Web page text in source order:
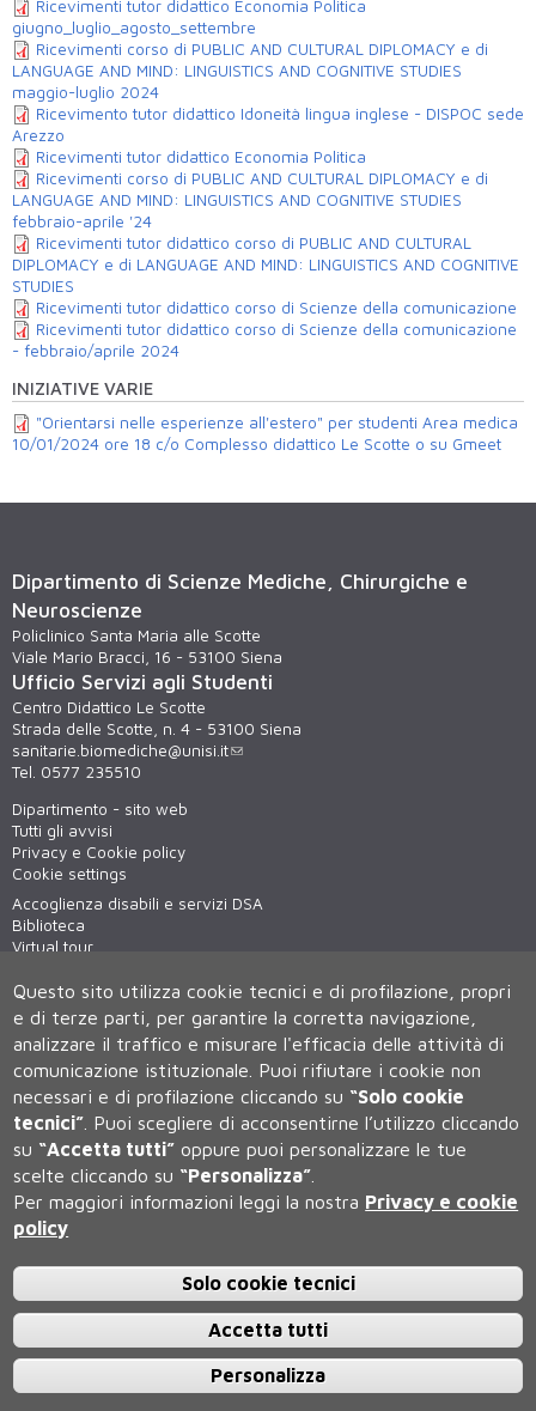
Ricevimenti tutor didattico Economia Politica
giugno_luglio_agosto_settembre
Ricevimenti corso di PUBLIC AND CULTURAL DIPLOMACY e di
LANGUAGE AND MIND: LINGUISTICS AND COGNITIVE STUDIES
maggio-luglio 2024
Ricevimento tutor didattico Idoneità lingua inglese - DISPOC sede
Arezzo
Ricevimenti tutor didattico Economia Politica
Ricevimenti corso di PUBLIC AND CULTURAL DIPLOMACY e di
LANGUAGE AND MIND: LINGUISTICS AND COGNITIVE STUDIES
febbraio-aprile '24
Ricevimenti tutor didattico corso di PUBLIC AND CULTURAL
DIPLOMACY e di LANGUAGE AND MIND: LINGUISTICS AND COGNITIVE
STUDIES
Ricevimenti tutor didattico corso di Scienze della comunicazione
Ricevimenti tutor didattico corso di Scienze della comunicazione
- febbraio/aprile 2024
INIZIATIVE VARIE
"Orientarsi nelle esperienze all'estero" per studenti Area medica
10/01/2024 ore 18 c/o Complesso didattico Le Scotte o su Gmeet
Dipartimento di Scienze Mediche, Chirurgiche e
Neuroscienze
Policlinico Santa Maria alle Scotte
Viale Mario Bracci, 16 - 53100 Siena
Ufficio Servizi agli Studenti
Centro Didattico Le Scotte
Strada delle Scotte, n. 4 - 53100 Siena
sanitarie.biomediche@unisi.it
Tel. 0577 235510
Dipartimento - sito web
Tutti gli avvisi
Privacy e Cookie policy
Cookie settings
Accoglienza disabili e servizi DSA
Biblioteca
Virtual tour
Università degli Studi di Siena
Rettorato, via Banchi di Sotto 55, 53100 Siena ITALIA
P.IVA 00273530527 | C.F. 80002070524 | Caselle Pec:Posta
Elettronica Certificata
0577 235555 (dal lunedì al venerdì dalle 9.30 alle 10.30)
Questo sito utilizza cookie tecnici e di profilazione, propri
e di terze parti, per garantire la corretta navigazione,
analizzare il traffico e misurare l'efficacia delle attività di
comunicazione istituzionale. Puoi rifiutare i cookie non
necessari e di profilazione cliccando su “Solo cookie
tecnici” Puoi scegliere di acconsentirne l’utilizzo cliccando
su “Accetta tutti” oppure puoi personalizzare le tue
scelte cliccando su “Personalizza”
Per maggiori informazioni leggi la nostra Privacy e cookie
policy
Solo cookie tecnici
Accetta tutti
Personalizza